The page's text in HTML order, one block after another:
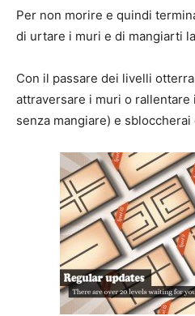
Per non morire e quindi
di urtare i muri e di mangiarti
Con il passare dei livelli
attraversare i muri o rallentare
senza mangiare) e sbloccherai